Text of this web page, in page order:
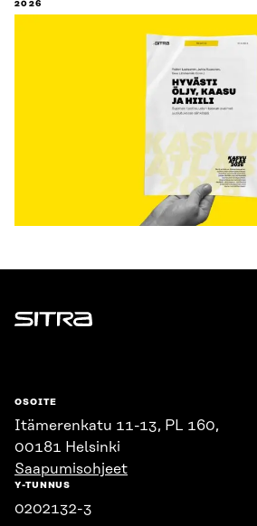
2026
Sitra
OSOITE
Itämerenkatu 11-13, PL 160,
00181 Helsinki
Saapumisohjeet
Y-TUNNUS
0202132-3